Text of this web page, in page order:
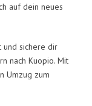
auf dein neues
und sichere dir
nach Kuopio. Mit
Umzug zum